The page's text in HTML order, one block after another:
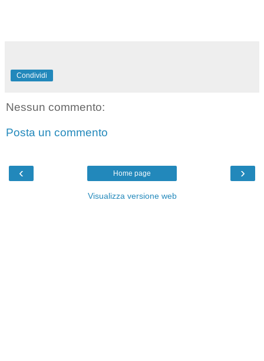
Condividi
Nessun commento:
Posta un commento
‹ ›
Home page
Visualizza versione web